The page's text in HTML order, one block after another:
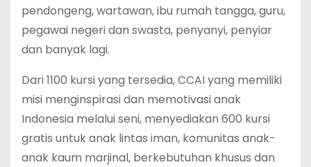
pendongeng, wartawan, ibu rumah tangga, guru,
pegawai negeri dan swasta, penyanyi, penyiar
dan banyak lagi.
Dari 1100 kursi yang tersedia, CCAI yang memiliki
misi menginspirasi dan memotivasi anak
Indonesia melalui seni, menyediakan 600 kursi
gratis untuk anak lintas iman, komunitas anak-
anak kaum marjinal, berkebutuhan khusus dan